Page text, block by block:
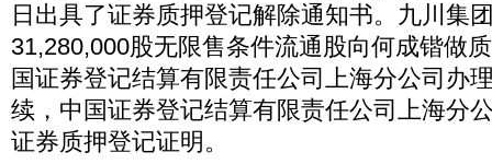
日出具了证券质押登记解除通知书。九川集
31,280,000股无限售条件流通股向何成锴做
国证券登记结算有限责任公司上海分公司办
续，中国证券登记结算有限责任公司上海分
证券质押登记证明。